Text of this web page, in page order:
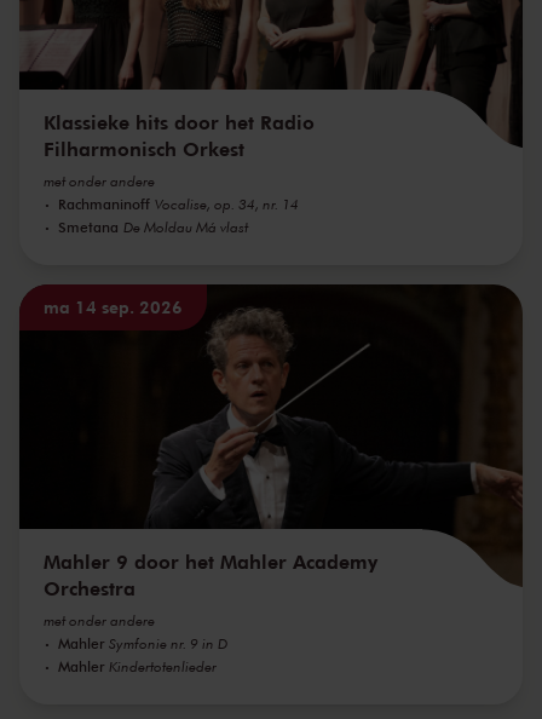
Klassieke hits door het Radio
Filharmonisch Orkest
met onder andere
Rachmaninoff Vocalise, op. 34, nr. 14
Smetana De Moldau Má vlast
ma 14 sep. 2026
Mahler 9 door het Mahler Academy
Orchestra
met onder andere
Mahler Symfonie nr. 9 in D
Mahler Kindertotenlieder